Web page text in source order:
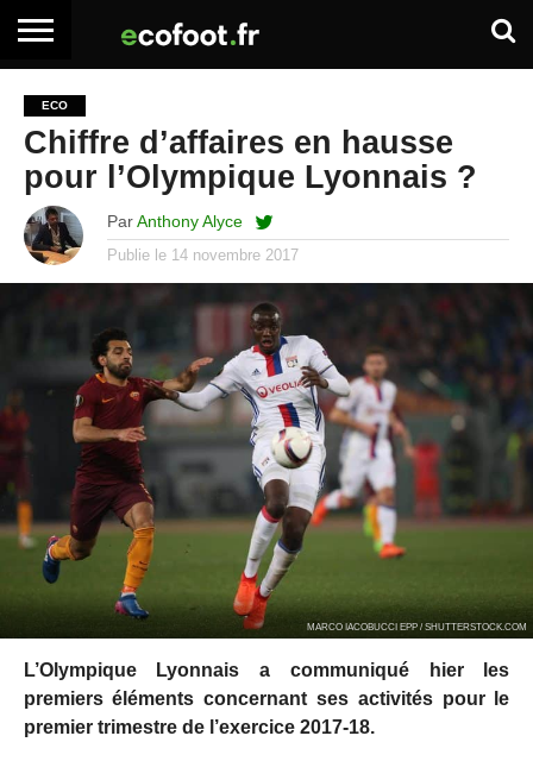
ARTICLES
PREMIUM
ADHÉSION
PREMIUM
SE
CONNECTER
EMPLOI
BOITE
À
OUTILS
ECO
Chiffre d’affaires en hausse
pour l’Olympique Lyonnais ?
Par Anthony Alyce
Publie le 14 novembre 2017
MARCO IACOBUCCI EPP / SHUTTERSTOCK.COM
L’Olympique Lyonnais a communiqué hier les
premiers éléments concernant ses activités pour le
premier trimestre de l’exercice 2017-18.